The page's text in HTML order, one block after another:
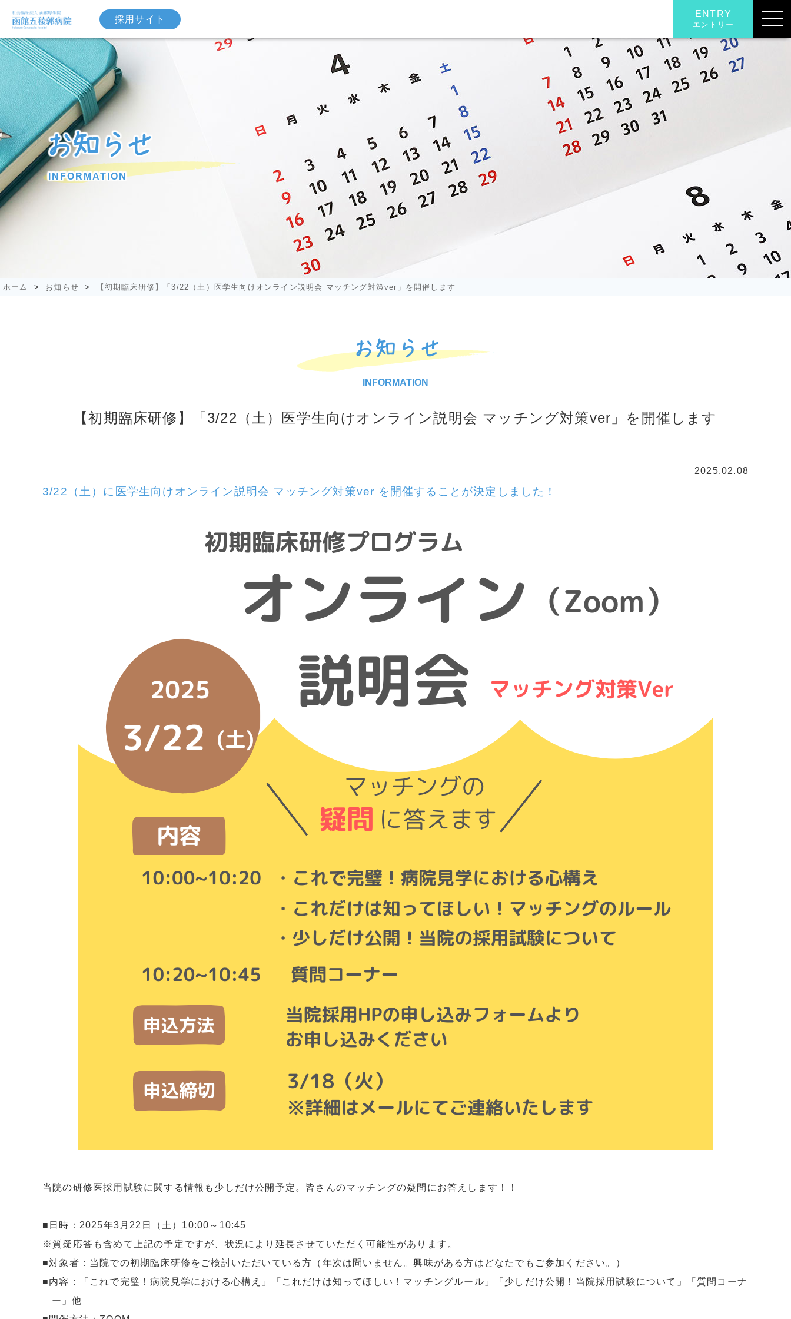
採用サイト
ENTRY
エントリー
お知らせ
INFORMATION
ホーム > お知らせ > 【初期臨床研修】「3/22（土）医学生向けオンライン説明会 マッチング対策ver」を開催します
お知らせ
INFORMATION
【初期臨床研修】「3/22（土）医学生向けオンライン説明会 マッチング対策ver」を開催します
2025.02.08
3/22（土）に医学生向けオンライン説明会 マッチング対策ver を開催することが決定しました！
当院の研修医採用試験に関する情報も少しだけ公開予定。皆さんのマッチングの疑問にお答えします！！
■日時：2025年3月22日（土）10:00～10:45
※質疑応答も含めて上記の予定ですが、状況により延長させていただく可能性があります。
■対象者：当院での初期臨床研修をご検討いただいている方（年次は問いません。興味がある方はどなたでもご参加ください。）
■内容：「これで完璧！病院見学における心構え」「これだけは知ってほしい！マッチングルール」「少しだけ公開！当院採用試験について」「質問コーナ
ー」他